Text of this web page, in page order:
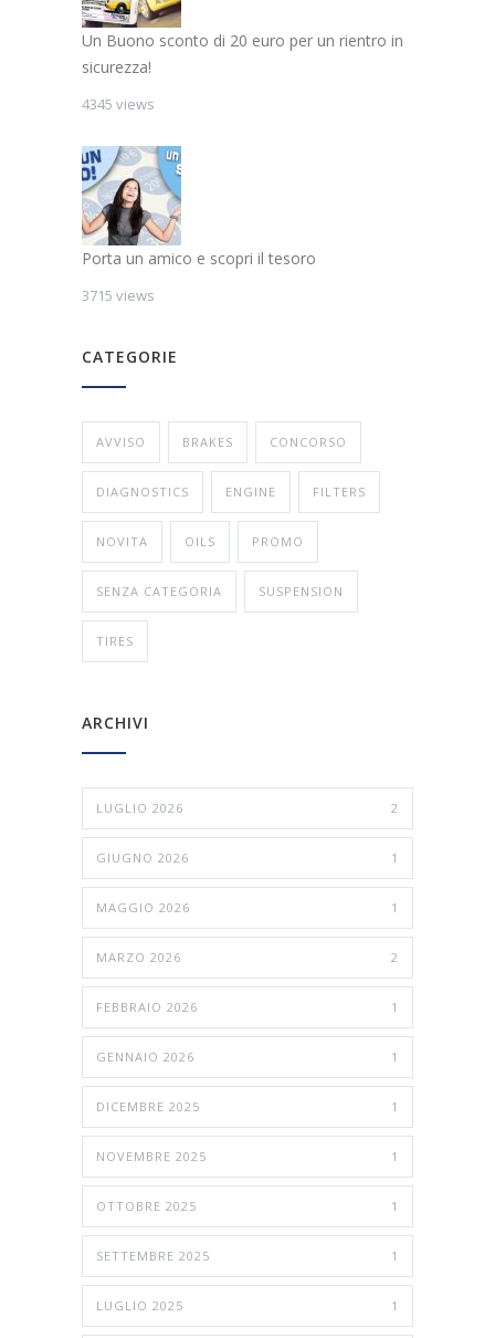
Un Buono sconto di 20 euro per un rientro in
sicurezza!
4345 views
Porta un amico e scopri il tesoro
3715 views
CATEGORIE
AVVISO BRAKES CONCORSO
DIAGNOSTICS ENGINE FILTERS
NOVITA OILS PROMO
SENZA CATEGORIA SUSPENSION
TIRES
ARCHIVI
LUGLIO 2026 2
GIUGNO 2026 1
MAGGIO 2026 1
MARZO 2026 2
FEBBRAIO 2026 1
GENNAIO 2026 1
DICEMBRE 2025 1
NOVEMBRE 2025 1
OTTOBRE 2025 1
SETTEMBRE 2025 1
LUGLIO 2025 1